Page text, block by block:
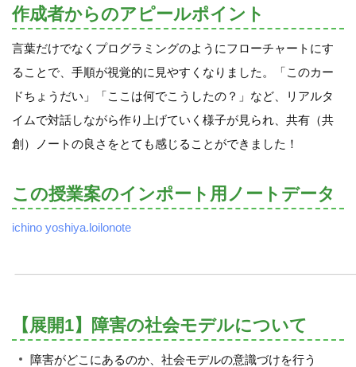
作成者からのアピールポイント
言葉だけでなくプログラミングのようにフローチャートにす
ることで、手順が視覚的に見やすくなりました。「このカー
ドちょうだい」「ここは何でこうしたの？」など、リアルタ
イムで対話しながら作り上げていく様子が見られ、共有（共
創）ノートの良さをとても感じることができました！
この授業案のインポート用ノートデータ
ichino yoshiya.loilonote
【展開1】障害の社会モデルについて
障害がどこにあるのか、社会モデルの意識づけを行う